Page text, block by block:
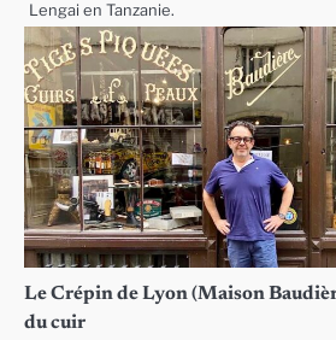
Lengai en Tanzanie.
Le Crépin de Lyon (Maison
du cuir